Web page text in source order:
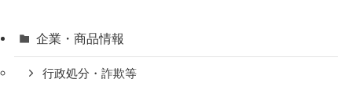
企業・商品情報
行政処分・詐欺等